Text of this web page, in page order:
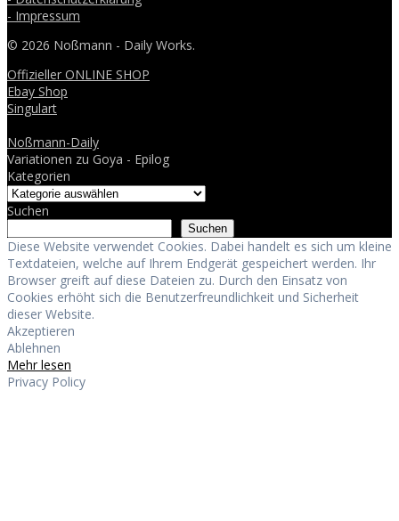
- Impressum
© 2026 Noßmann - Daily Works.
Offizieller ONLINE SHOP
Ebay Shop
Singulart
Noßmann-Daily
Variationen zu Goya - Epilog
Kategorien
Suchen
Suchen
Diese Website verwendet Cookies. Dabei handelt es sich um kleine
Textdateien, welche auf Ihrem Endgerät gespeichert werden. Ihr
Browser greift auf diese Dateien zu. Durch den Einsatz von
Cookies erhöht sich die Benutzerfreundlichkeit und Sicherheit
dieser Website.
Akzeptieren
Ablehnen
Mehr lesen
Privacy Policy